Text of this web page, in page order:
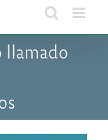
llamado